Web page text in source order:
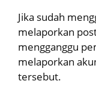
Jika sudah
melaporkan
mengganggu
melaporkan
tersebut.